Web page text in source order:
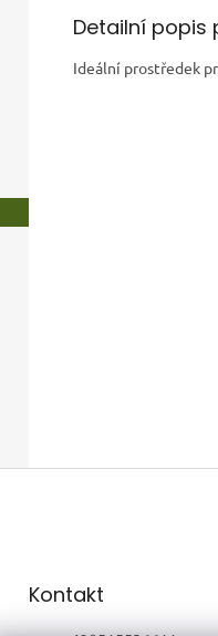
Detailní popis
Ideální prostředek
Kontakt